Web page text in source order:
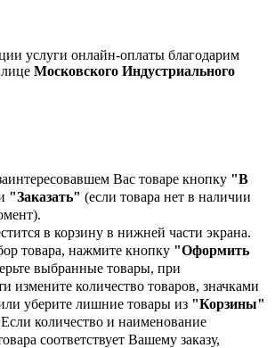
услуги онлайн-оплаты благодарим
Московского Индустриального
Вас товаре кнопку "В
"Заказать" (если товара нет в наличии
в корзину в нижней части экрана.
товара, нажмите кнопку "Оформить
выбранные товары, при
измените количество товаров, значками
уберите лишние товары из "Корзины"
количество и наименование
соответствует Вашему заказу,